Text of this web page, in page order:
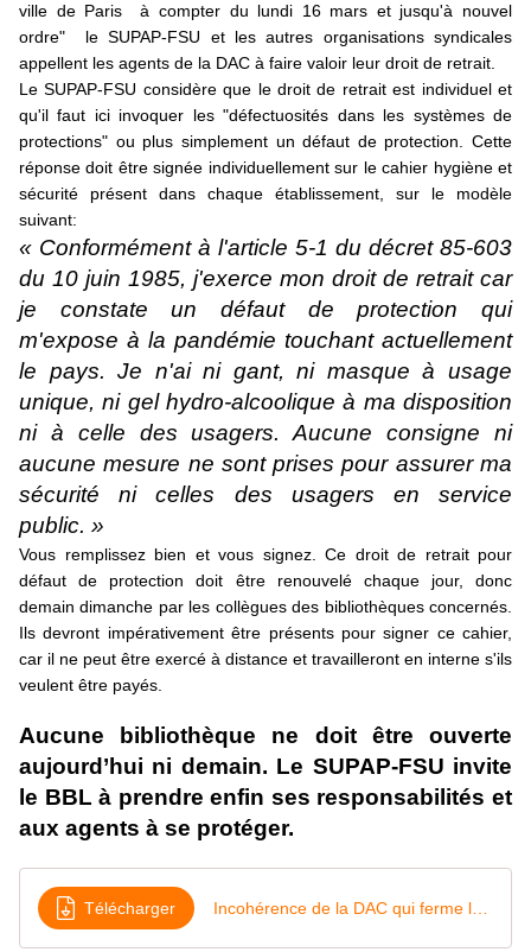
ville de Paris à compter du lundi 16 mars et jusqu'à nouvel
ordre" le SUPAP-FSU et les autres organisations syndicales
appellent les agents de la DAC à faire valoir leur droit de retrait.
Le SUPAP-FSU considère que le droit de retrait est individuel et
qu'il faut ici invoquer les "défectuosités dans les systèmes de
protections" ou plus simplement un défaut de protection. Cette
réponse doit être signée individuellement sur le cahier hygiène et
sécurité présent dans chaque établissement, sur le modèle
suivant:
« Conformément à l'article 5-1 du décret 85-603
du 10 juin 1985, j'exerce mon droit de retrait car
je constate un défaut de protection qui
m'expose à la pandémie touchant actuellement
le pays. Je n'ai ni gant, ni masque à usage
unique, ni gel hydro-alcoolique à ma disposition
ni à celle des usagers. Aucune consigne ni
aucune mesure ne sont prises pour assurer ma
sécurité ni celles des usagers en service
public. »
Vous remplissez bien et vous signez. Ce droit de retrait pour
défaut de protection doit être renouvelé chaque jour, donc
demain dimanche par les collègues des bibliothèques concernés.
Ils devront impérativement être présents pour signer ce cahier,
car il ne peut être exercé à distance et travailleront en interne s'ils
veulent être payés.
Aucune bibliothèque ne doit être ouverte
aujourd’hui ni demain. Le SUPAP-FSU invite
le BBL à prendre enfin ses responsabilités et
aux agents à se protéger.
Télécharger